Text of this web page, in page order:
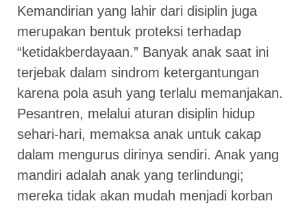
Kemandirian yang lahir dari disiplin juga
merupakan bentuk proteksi terhadap
“ketidakberdayaan.” Banyak anak saat ini
terjebak dalam sindrom ketergantungan
karena pola asuh yang terlalu memanjakan.
Pesantren, melalui aturan disiplin hidup
sehari-hari, memaksa anak untuk cakap
dalam mengurus dirinya sendiri. Anak yang
mandiri adalah anak yang terlindungi;
mereka tidak akan mudah menjadi korban